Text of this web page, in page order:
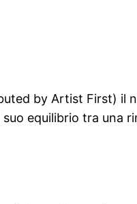
by Artist First) il
equilibrio tra una